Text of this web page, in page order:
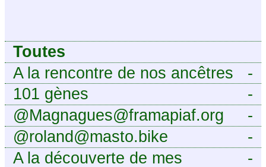
Toutes
-
A la rencontre de nos ancêtres
-
101 gènes
-
@Magnagues@framapiaf.org
-
@roland@masto.bike
-
A la découverte de mes